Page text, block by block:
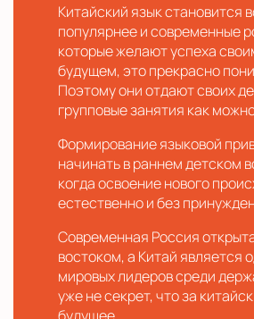
Китайский язык становится
популярнее и современные
которые желают успеха
будущем, это прекрасно
Поэтому они отдают своих
групповые занятия как
Формирование языковой
начинать в раннем детском
когда освоение нового
естественно и без
Современная Россия
востоком, а Китай является
мировых лидеров среди
уже не секрет, что за